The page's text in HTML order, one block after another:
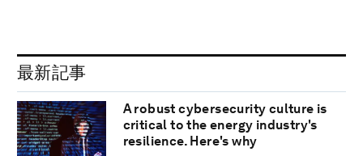
最新記事
A robust cybersecurity culture is
critical to the energy industry's
resilience. Here's why